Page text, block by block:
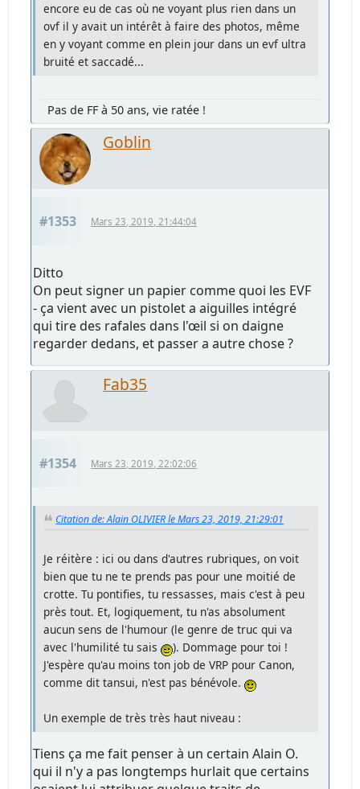
encore eu de cas où ne voyant plus rien dans un
ovf il y avait un intérêt à faire des photos, même
en y voyant comme en plein jour dans un evf ultra
bruité et saccadé...
Pas de FF à 50 ans, vie ratée !
Goblin
#1353 Mars 23, 2019, 21:44:04
Ditto
On peut signer un papier comme quoi les EVF
- ça vient avec un pistolet a aiguilles intégré
qui tire des rafales dans l'œil si on daigne
regarder dedans, et passer a autre chose ?
Fab35
#1354 Mars 23, 2019, 22:02:06
Citation de: Alain OLIVIER le Mars 23, 2019, 21:29:01
Je réitère : ici ou dans d'autres rubriques, on voit
bien que tu ne te prends pas pour une moitié de
crotte. Tu pontifies, tu ressasses, mais c'est à peu
près tout. Et, logiquement, tu n'as absolument
aucun sens de l'humour (le genre de truc qui va
avec l'humilité tu sais
). Dommage pour toi !
J'espère qu'au moins ton job de VRP pour Canon,
comme dit tansui, n'est pas bénévole.
Un exemple de très très haut niveau :
Tiens ça me fait penser à un certain Alain O.
qui il n'y a pas longtemps hurlait que certains